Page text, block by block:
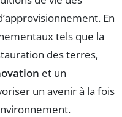
En
tels que la
des terres,
et un
un avenir à la fois